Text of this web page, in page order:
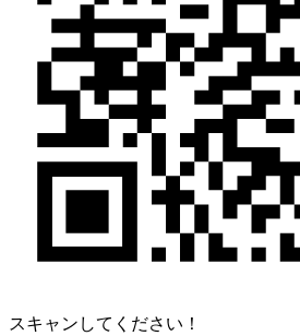
スキャンしてください！